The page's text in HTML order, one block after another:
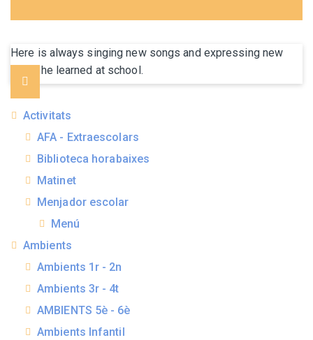
Here is always singing new songs and expressing new
ideas he learned at school.
Activitats
AFA - Extraescolars
Biblioteca horabaixes
Matinet
Menjador escolar
Menú
Ambients
Ambients 1r - 2n
Ambients 3r - 4t
AMBIENTS 5è - 6è
Ambients Infantil